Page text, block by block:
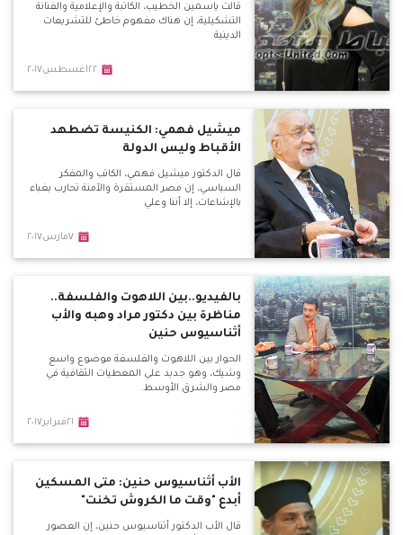
قالت ياسمين الخطيب، الكاتبة والإعلامية والفنانة
التشكيلية، إن هناك مفهوم خاطئ للتشريعات
الدينية
٢٢اغسطس٢٠١٧
ميشيل فهمي: الكنيسة تضطهد
الأقباط وليس الدولة
قال الدكتور ميشيل فهمي، الكاتب والمفكر
السياسي، إن مصر المستقرة والآمنة تحارب بغباء
بالإشاعات، إلا أننا وعلي
٧مارس٢٠١٧
بالفيديو..بين اللاهوت والفلسفة..
مناظرة بين دكتور مراد وهبه والأب
أثناسيوس حنين
الحوار بين اللاهوت والفلسفة موضوع واسع
وشيك، وهو جديد علي المعطيات الثقافية في
مصر والشرق الأوسط.
٢١فبراير٢٠١٧
الأب أثناسيوس حنين: متى المسكين
أبدع "وقت ما الكروش تخنت"
قال الأب الدكتور أثناسيوس حنين، إن العصور